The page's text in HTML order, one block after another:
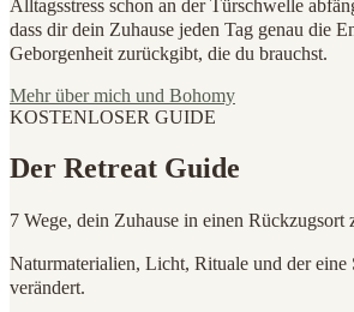
Alltagsstress schon an der Türschwelle
dass dir dein Zuhause jeden Tag genau die
Geborgenheit zurückgibt, die du brauchst.
Mehr über mich und Bohomy
KOSTENLOSER GUIDE
Der Retreat Guide
7 Wege, dein Zuhause in einen Rückzugsort
Naturmaterialien, Licht, Rituale und der eine
verändert.